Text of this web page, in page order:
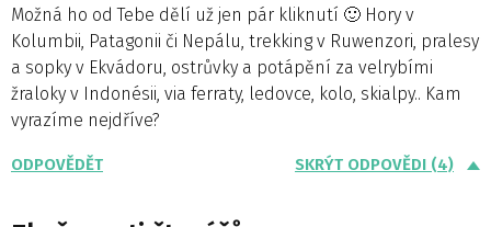
Možná ho od Tebe dělí už jen pár kliknutí 🙂 Hory v
Kolumbii, Patagonii či Nepálu, trekking v Ruwenzori, pralesy
a sopky v Ekvádoru, ostrůvky a potápění za velrybími
žraloky v Indonésii, via ferraty, ledovce, kolo, skialpy.. Kam
vyrazíme nejdříve?
ODPOVĚDĚT SKRÝT ODPOVĚDI (4)